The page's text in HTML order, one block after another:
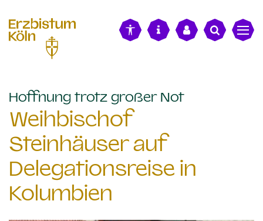
Hoffnung trotz großer Not:
Weihbischof
Steinhäuser auf
Delegationsreise in
Kolumbien